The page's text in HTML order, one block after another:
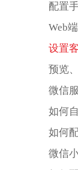
配置
Web
设置
预览
微信
如何
如何
微信